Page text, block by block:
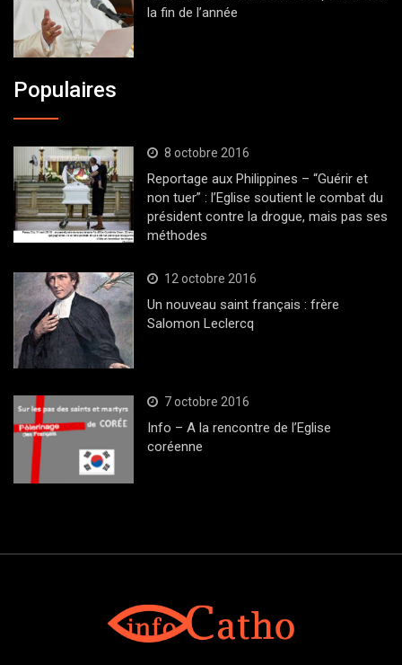
la fin de l’année
Populaires
8 octobre 2016
Reportage aux Philippines – “Guérir et
non tuer” : l’Eglise soutient le combat du
président contre la drogue, mais pas ses
méthodes
12 octobre 2016
Un nouveau saint français : frère
Salomon Leclercq
7 octobre 2016
Info – A la rencontre de l’Eglise
coréenne